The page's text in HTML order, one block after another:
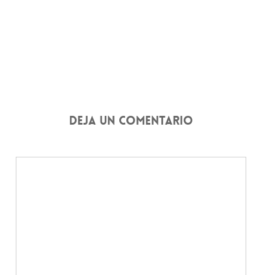
Deja un comentario